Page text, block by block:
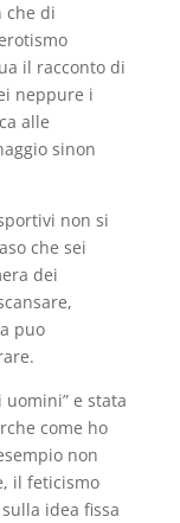
che di
il racconto di
neppure i
alle
sinon
non si
che sei
dei
puo
uomini” e stata
come ho
non
il feticismo
idea fissa